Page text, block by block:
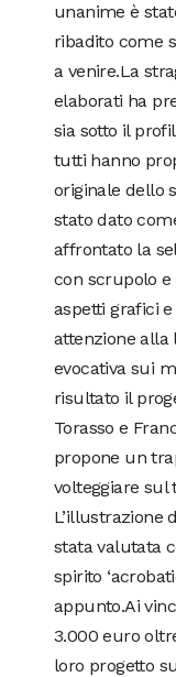
unanime è
ribadito come
a venire.La
elaborati ha
sia sotto il
tutti hanno
originale dello
stato dato
affrontato la
con scrupolo
aspetti grafici
attenzione alla
evocativa sui
risultato il
Torasso e
propone un
volteggiare sul
L’illustrazione
stata valutata
spirito
appunto.Ai
3.000 euro
loro progetto